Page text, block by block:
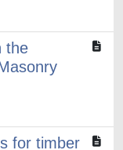
the
for timber